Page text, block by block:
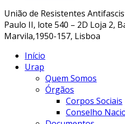
União de Resistentes
Paulo II, lote 540 – 2D Loja 2,
Marvila,1950-157, Lisboa
Início
Urap
Quem Somos
Órgãos
Corpos Sociais
Conselho